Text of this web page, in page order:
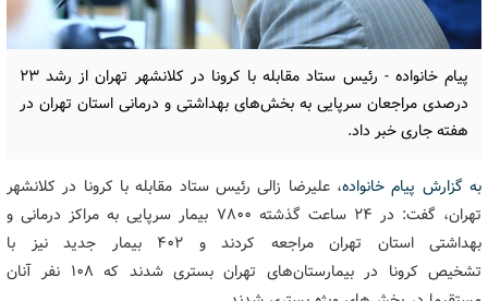
پیام خانواده - رئیس ستاد مقابله با کرونا در کلانشهر تهران از رشد ۲۳
درصدی مراجعان سرپایی به بخش‌های بهداشتی و درمانی استان تهران در
هفته جاری خبر داد.
به گزارش پیام خانواده، علیرضا زالی رئیس ستاد مقابله با کرونا در کلانشهر
تهران، گفت: در ۲۴ ساعت گذشته ۷۸۰۰ بیمار سرپایی به مراکز درمانی و
بهداشتی استان تهران مراجعه کردند و ۴۰۲ بیمار جدید نیز با
تشخیص کرونا در بیمارستان‌های تهران بستری شدند که ۱۰۸ نفر آنان